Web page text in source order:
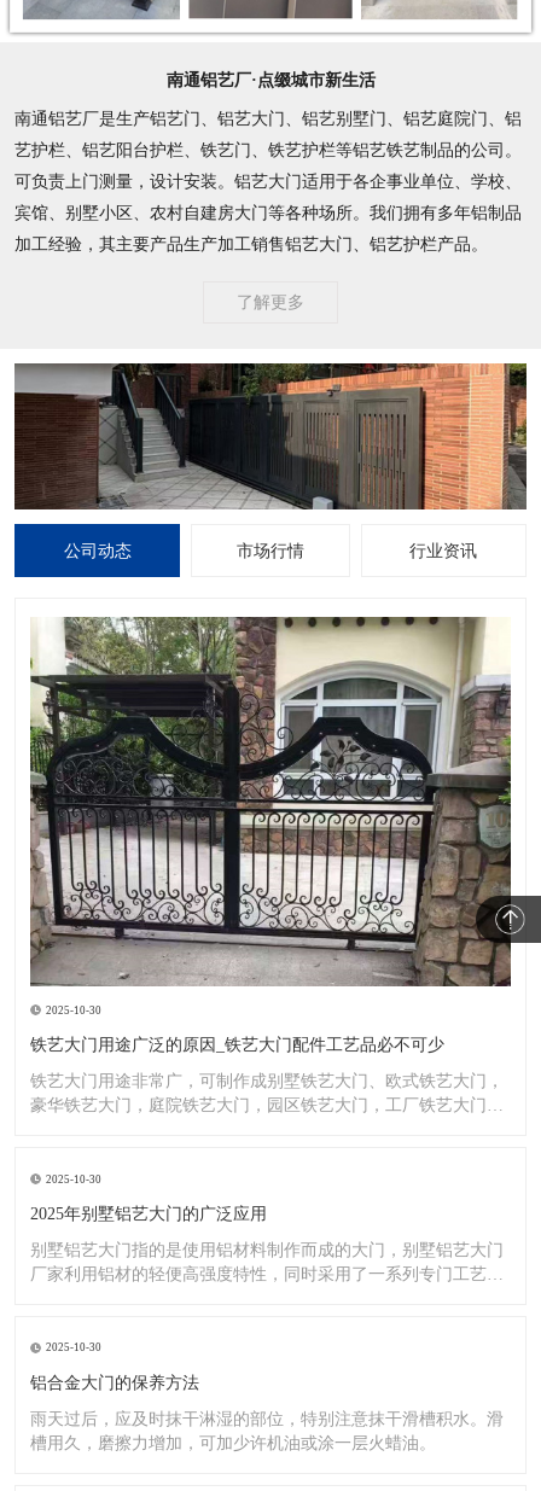
南通铝艺厂·点缀城市新生活
南通铝艺厂是生产铝艺门、铝艺大门、铝艺别墅门、铝艺庭院门、铝
艺护栏、铝艺阳台护栏、铁艺门、铁艺护栏等铝艺铁艺制品的公司。
可负责上门测量，设计安装。铝艺大门适用于各企事业单位、学校、
宾馆、别墅小区、农村自建房大门等各种场所。我们拥有多年铝制品
加工经验，其主要产品生产加工销售铝艺大门、铝艺护栏产品。
了解更多
公司动态 市场行情 行业资讯
2025-10-30
铁艺大门用途广泛的原因_铁艺大门配件工艺品必不可少
铁艺大门用途非常广，可制作成别墅铁艺大门、欧式铁艺大门，
豪华铁艺大门，庭院铁艺大门，园区铁艺大门，工厂铁艺大门大
2025-10-30
2025年别墅铝艺大门的广泛应用
别墅铝艺大门指的是使用铝材料制作而成的大门，别墅铝艺大门
厂家利用铝材的轻便高强度特性，同时采用了一系列专门工艺，
2025-10-30
铝合金大门的保养方法
雨天过后，应及时抹干淋湿的部位，特别注意抹干滑槽积水。滑
槽用久，磨擦力增加，可加少许机油或涂一层火蜡油。